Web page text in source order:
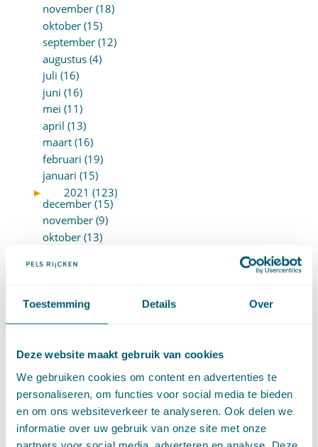
Toestemming Details Over
Deze website maakt gebruik van cookies
We gebruiken cookies om content en advertenties te
personaliseren, om functies voor social media te bieden
en om ons websiteverkeer te analyseren. Ook delen we
informatie over uw gebruik van onze site met onze
november (18)
oktober (15)
september (12)
augustus (4)
juli (16)
juni (16)
mei (11)
april (13)
maart (16)
februari (19)
januari (15)
►
2021 (123)
december (15)
november (9)
oktober (13)
augustus (7)
juni (14)
mei (6)
maart (14)
februari (11)
januari (15)
2020 (154)
december (6)
november (14)